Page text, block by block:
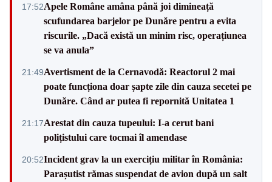
17:52Apele Române amâna până joi dimineață
scufundarea barjelor pe Dunăre pentru a evita
riscurile. „Dacă există un minim risc, operațiunea
se va anula”
21:49Avertisment de la Cernavodă: Reactorul 2 mai
poate funcționa doar șapte zile din cauza secetei pe
Dunăre. Când ar putea fi repornită Unitatea 1
21:17Arestat din cauza tupeului: I-a cerut bani
polițistului care tocmai îl amendase
20:52Incident grav la un exercițiu militar în România:
Parașutist rămas suspendat de avion după un salt